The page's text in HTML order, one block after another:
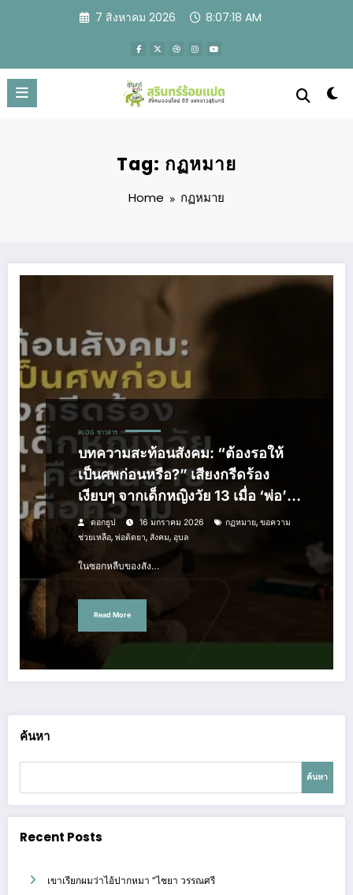
7 สิงหาคม 2026 8:07:19 AM
Tag: กฏหมาย
Home กฏหมาย
BLOG ข่าวสาร
บทความสะท้อนสังคม: “ต้องรอให้
เป็นศพก่อนหรือ?” เสียงกรีดร้อง
เงียบๆ จากเด็กหญิงวัย 13 เมื่อ ‘พ่อ’
คือฝันร้าย และกฎหมายคือความว่าง
เปล่า
ดอกธูป 16 มกราคม 2026 กฏหมาย, ขอความ
ช่วยเหลือ, พ่อติดยา, สังคม, อุบล
ในซอกหลืบของสัง…
Read More
ค้นหา
ค้นหา
Recent Posts
เขาเรียกผมว่าไอ้ปากหมา “ไชยา วรรณศรี